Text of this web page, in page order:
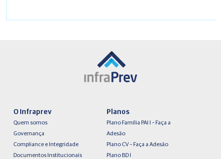
O Infraprev
Quem somos
Governança
Compliance e Integridade
Documentos Institucionais
Planos
Plano Família PAI I – Faça a
Adesão
Plano CV – Faça a Adesão
Plano BD I